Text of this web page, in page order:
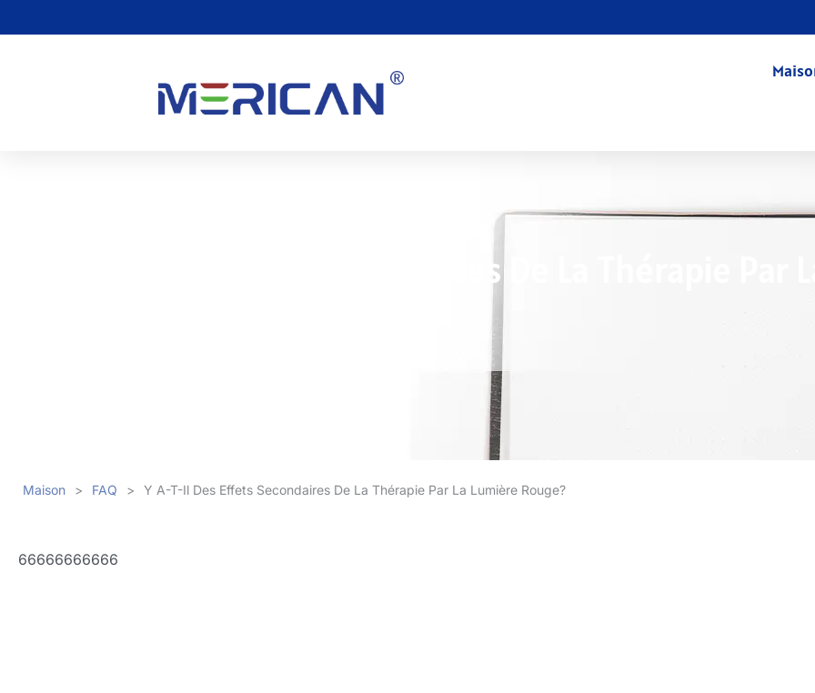
Y A-T-Il Des Effets Secondaires De La Thérapie Par La
Maison > FAQ > Y A-T-Il Des Effets Secondaires De La Thérapie Par La Lumière Rouge?
66666666666